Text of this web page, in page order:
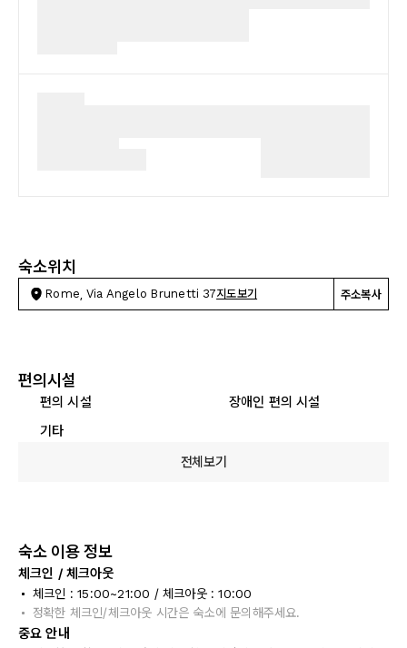
숙소위치
Rome, Via Angelo Brunetti 37지도보기 주소복사
편의시설
편의 시설
장애인 편의 시설
기타
전체보기
숙소 이용 정보
체크인 / 체크아웃
체크인 : 15:00~21:00 / 체크아웃 : 10:00
정확한 체크인/체크아웃 시간은 숙소에 문의해주세요.
중요 안내